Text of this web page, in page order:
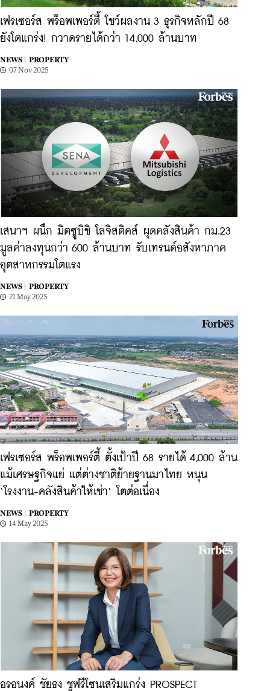
เฟรเซอร์ส พร็อพเพอร์ตี้ โชว์ผลงาน 3 ธุรกิจหลักปี 68
ยังโตแกร่ง! กวาดรายได้กว่า 14,000 ล้านบาท
NEWS |
PROPERTY
07 Nov 2025
เสนาฯ ผนึก มิตซูบิชิ โลจิสติคส์ ผุดคลังสินค้า กม.23
มูลค่าลงทุนกว่า 600 ล้านบาท รับเทรนด์อสังหาภาค
อุตสาหกรรมโตแรง
NEWS |
PROPERTY
21 May 2025
เฟรเซอร์ส พร็อพเพอร์ตี้ ตั้งเป้าปี 68 รายได้ 4,000 ล้าน
แม้เศรษฐกิจแย่ แต่ต่างชาติย้ายฐานมาไทย หนุน
‘โรงงาน-คลังสินค้าให้เช่า‘ โตต่อเนื่อง
NEWS |
PROPERTY
14 May 2025
อรอนงค์ ชัยธง ชูฟรีโซนเสริมแกร่ง PROSPECT